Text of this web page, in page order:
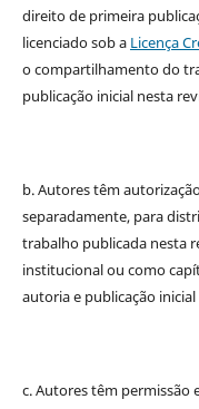
direito de primeira
licenciado sob a Licença
o compartilhamento do
publicação inicial nesta
b. Autores têm
separadamente, para
trabalho publicada nesta
institucional ou como
autoria e publicação
c. Autores têm permissão